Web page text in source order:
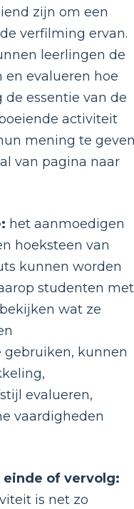
zijn om een
verfilming ervan.
leerlingen de
evalueren hoe
de essentie van de
activiteit
mening te
van pagina naar
het aanmoedigen
hoeksteen van
kunnen worden
studenten met
wat ze
kunnen
evalueren,
vaardigheden
of vervolg:
is net zo